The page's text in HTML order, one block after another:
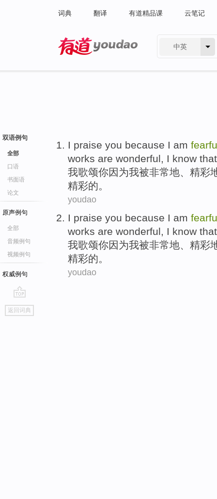
词典 翻译 有道精品课 云笔记
中英
双语例句
全部
口语
书面语
论文
原声例句
全部
音频例句
视频例句
权威例句
go
top
返回词典
I praise you because I am
works are wonderful, I know
我歌颂你因为我被非常地、 精彩
精彩的。
youdao
I praise you because I am
works are wonderful, I know
我歌颂你因为我被非常地、 精彩
精彩的。
youdao